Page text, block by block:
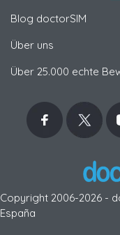
Blog doctorSIM
Über uns
Über 25.000 echte
Copyright 2006-2026 -
España